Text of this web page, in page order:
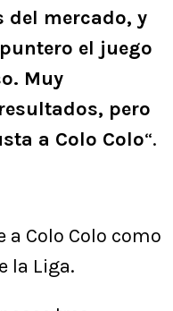
mercado, y
el juego
Muy
pero
a Colo Colo“.
a Colo Colo como
la Liga.